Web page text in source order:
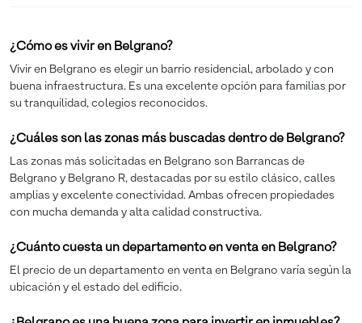
¿Cómo es vivir en Belgrano?
Vivir en Belgrano es elegir un barrio residencial, arbolado y con
buena infraestructura. Es una excelente opción para familias por
su tranquilidad, colegios reconocidos.
¿Cuáles son las zonas más buscadas dentro de Belgrano?
Las zonas más solicitadas en Belgrano son Barrancas de
Belgrano y Belgrano R, destacadas por su estilo clásico, calles
amplias y excelente conectividad. Ambas ofrecen propiedades
con mucha demanda y alta calidad constructiva.
¿Cuánto cuesta un departamento en venta en Belgrano?
El precio de un departamento en venta en Belgrano varía según la
ubicación y el estado del edificio.